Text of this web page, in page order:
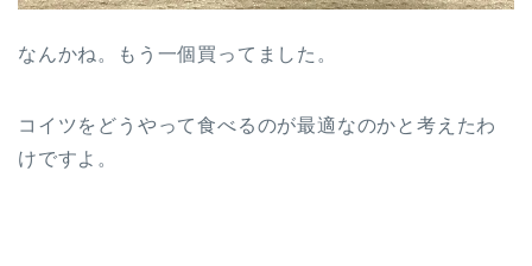
なんかね。もう一個買ってました。
コイツをどうやって食べるのが最適なのかと考えたわ
けですよ。